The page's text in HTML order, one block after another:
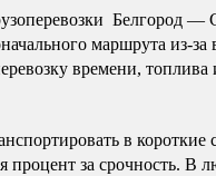
Белгород
маршрута из-
времени, топлива
в короткие
процент за срочность. В